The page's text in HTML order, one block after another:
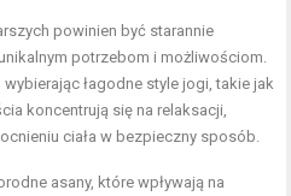
powinien być starannie
potrzebom i możliwościom.
łagodne style jogi, takie jak
koncentrują się na relaksacji,
ciała w bezpieczny sposób.
asany, które wpływają na